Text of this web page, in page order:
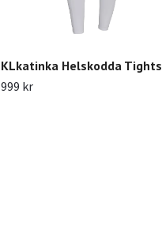
KLkatinka Helskodda Tights
999 kr